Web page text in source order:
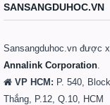
SANSANGDUHOC.VN
Sansangduhoc.vn được
Annalink Corporation
VP HCM: P. 540,
Thắng, P.12, Q.10, HCM